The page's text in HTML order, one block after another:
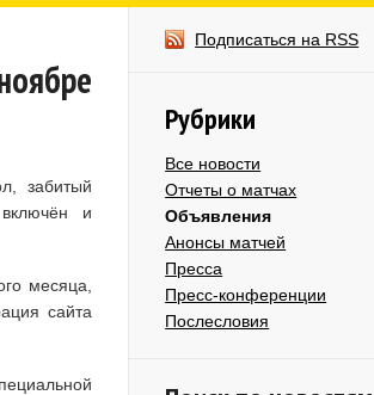
забитый
и
месяца,
сайта
Подписаться на RSS
Рубрики
Все новости
Отчеты о матчах
Объявления
Анонсы матчей
Пресса
Пресс-конференции
Послесловия